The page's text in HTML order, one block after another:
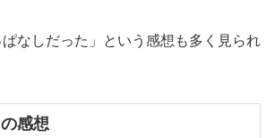
ぱなしだった」という感想も多く見られ
感想